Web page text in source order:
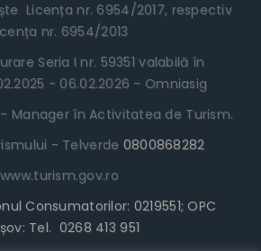
Licența nr. 6954/2017, respectiv
nr. 6954/2013
Seria I nr. 59351 valabilă în
- 06.02.2026 - Omniasig
Manager în Activitatea de Turism.
- Telverde 0800868282
www.turism.gov.ro
Consumatorilor: 0219551; OPC
Tel. 0268 413 951